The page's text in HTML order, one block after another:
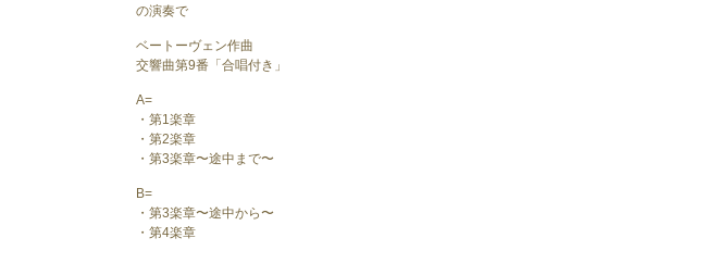
の演奏で
ベートーヴェン作曲
交響曲第9番「合唱付き」
A=
・第1楽章
・第2楽章
・第3楽章〜途中まで〜
B=
・第3楽章〜途中から〜
・第4楽章